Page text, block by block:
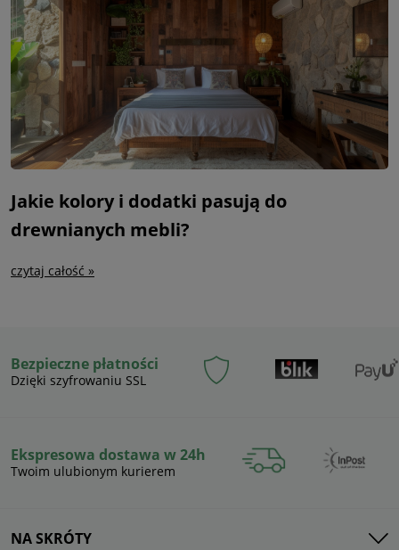
Jakie kolory i dodatki pasują do
drewnianych mebli?
czytaj całość »
Bezpieczne płatności
Dzięki szyfrowaniu SSL
Ekspresowa dostawa w 24h
Twoim ulubionym kurierem
NA SKRÓTY